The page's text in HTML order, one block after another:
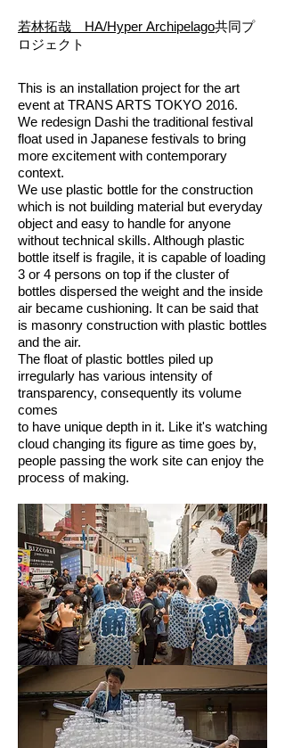
若林拓哉 HA/Hyper Archipelago共同プ
ロジェクト
This is an installation project for the art
event at TRANS ARTS TOKYO 2016.
We redesign Dashi the traditional festival
float used in Japanese festivals to bring
more excitement with contemporary
context.
We use plastic bottle for the construction
which is not building material but everyday
object and easy to handle for anyone
without technical skills. Although plastic
bottle itself is fragile, it is capable of loading
3 or 4 persons on top if the cluster of
bottles dispersed the weight and the inside
air became cushioning. It can be said that
is masonry construction with plastic bottles
and the air.
The float of plastic bottles piled up
irregularly has various intensity of
transparency, consequently its volume
comes
to have unique depth in it. Like it's watching
cloud changing its figure as time goes by,
people passing the work site can enjoy the
process of making.